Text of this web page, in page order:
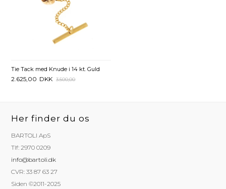
Tie Tack med Knude i 14 kt. Guld
2.625,00 DKK 3.500,00
Her finder du os
BARTOLI ApS
Tlf: 2970 0209
info@bartoli.dk
CVR: 33 87 63 27
Siden ©2011-2025